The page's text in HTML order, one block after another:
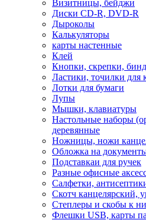
Визитницы, бейджи
Диски CD-R, DVD-R
Дыроколы
Калькуляторы
карты настенные
Клей
Кнопки, скрепки,
Ластики, точилки для
Лотки для бумаги
Лупы
Мышки, клавиатуры
Настольные наборы
деревянные
Ножницы, ножи
Обложка на
Подставкаи для ручек
Разные офисные
Салфетки,
Скотч канцелярский,
Степлеры и скобы к
Флешки USB, карты